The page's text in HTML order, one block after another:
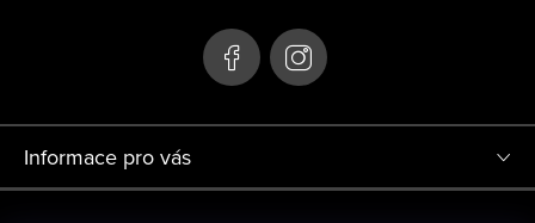
Informace pro vás